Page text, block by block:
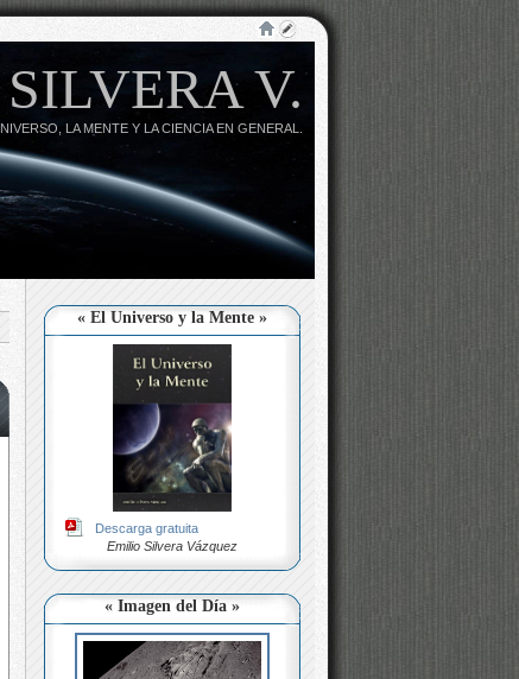
V.
LA MENTE Y LA CIENCIA EN GENERAL.
« El Universo y la Mente »
Descarga gratuita
Emilio Silvera Vázquez
« Imagen del Día »